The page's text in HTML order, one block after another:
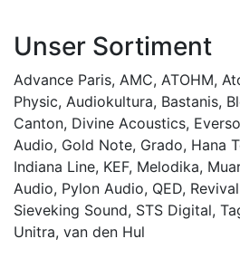
Unser Sortiment
Advance Paris, AMC, ATOHM,
Physic, Audiokultura, Bastanis,
Canton, Divine Acoustics,
Audio, Gold Note, Grado, Hana
Indiana Line, KEF, Melodika,
Audio, Pylon Audio, QED,
Sieveking Sound, STS Digital,
Unitra, van den Hul